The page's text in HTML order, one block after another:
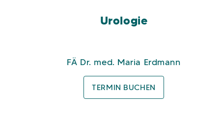
Urologie
FÄ Dr. med. Maria Erdmann
TERMIN BUCHEN